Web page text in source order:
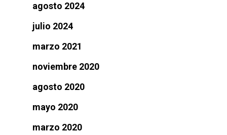
agosto 2024
julio 2024
marzo 2021
noviembre 2020
agosto 2020
mayo 2020
marzo 2020